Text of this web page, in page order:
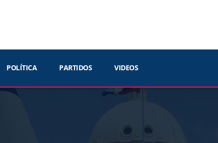
POLÍTICA PARTIDOS VIDEOS